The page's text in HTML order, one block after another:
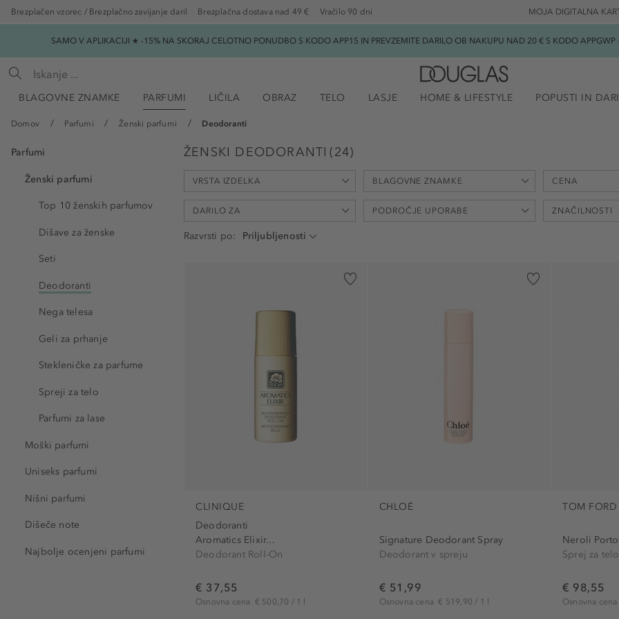
Brezplačen vzorec / Brezplačno zavijanje daril Brezplačna dostava nad 49 € Vračilo 90 dni MOJA DIGITALNA
SAMO V APLIKACIJI ★ -15% NA SKORAJ CELOTNO PONUDBO S KODO APP15 IN PREVZEMITE DARILO OB NAKUPU NAD 20 € S KODO
BLAGOVNE ZNAMKE PARFUMI LIČILA OBRAZ TELO LASJE HOME & LIFESTYLE POPUSTI IN
Domov Parfumi Ženski parfumi Deodoranti
Parfumi
Ženski parfumi
Top 10 ženskih parfumov
Dišave za ženske
Seti
Deodoranti
Nega telesa
Geli za prhanje
Stekleničke za parfume
Spreji za telo
Parfumi za lase
Moški parfumi
Uniseks parfumi
Nišni parfumi
Dišeče note
Najbolje ocenjeni parfumi
ŽENSKI DEODORANTI (24)
VRSTA IZDELKA
Deodorant v spreju (16)
BLAGOVNE ZNAMKE CENA
DARILO ZA PODROČJE UPORABE ZNAČILNOSTI
osvežujoče
sredstvo
Razvrsti po
CLINIQUE
Deodoranti
Aromatics Elixir...
Deodorant Roll-On
€ 37,55
Osnovna cena € 500,70 / 1 l
CHLOÉ
Signature Deodorant Spray
Deodorant v spreju
€ 51,99
Osnovna cena € 519,90 / 1 l
TOM FORD
Neroli
Sprej za telo
€ 98,55
Osnovna cena